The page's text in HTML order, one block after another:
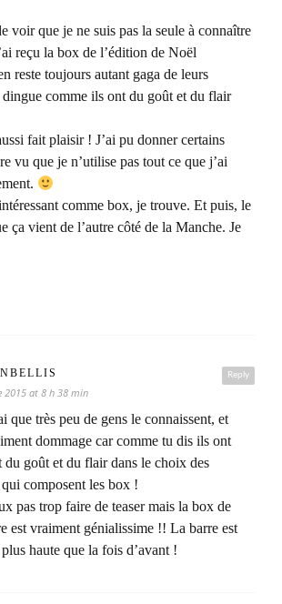
voir que je ne suis pas la seule à connaître
reçu la box de l’édition de Noël
reste toujours autant gaga de leurs
dingue comme ils ont du goût et du flair
fait plaisir ! J’ai pu donner certains
vu que je n’utilise pas tout ce que j’ai
comme box, je trouve. Et puis, le
ça vient de l’autre côté de la Manche. Je
Reply
2015 at 8 h 38 min
que très peu de gens le connaissent, et
dommage car comme tu dis ils ont
du goût et du flair dans le choix des
composent les box !
pas trop faire de teaser mais la box de
est vraiment génialissime !! La barre est
haute que la fois d’avant !